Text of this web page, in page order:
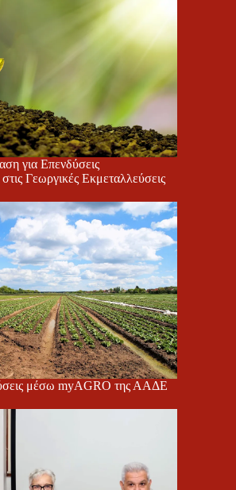
για Επενδύσεις
Γεωργικές Εκμεταλλεύσεις
μέσω myAGRO της ΑΑΔΕ